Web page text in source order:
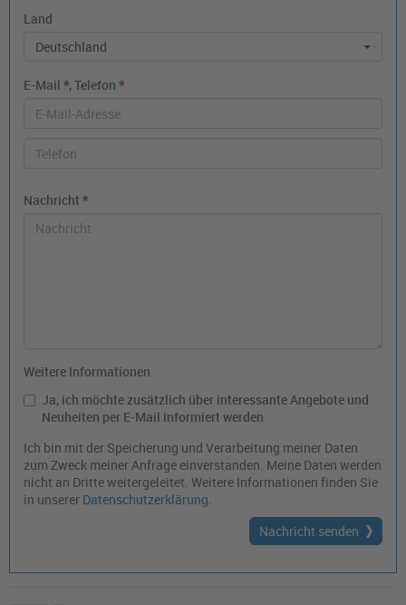
Land
Deutschland
E-Mail *, Telefon *
Nachricht *
Weitere Informationen
Ja, ich möchte zusätzlich über interessante Angebote und
Neuheiten per E-Mail informiert werden
Ich bin mit der Speicherung und Verarbeitung meiner Daten
zum Zweck meiner Anfrage einverstanden. Meine Daten werden
nicht an Dritte weitergeleitet. Weitere Informationen finden Sie
in unserer Datenschutzerklärung.
Nachricht senden